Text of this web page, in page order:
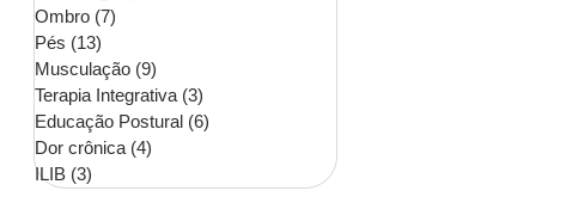
Ombro (7)
Pés (13)
Musculação (9)
Terapia Integrativa (3)
Educação Postural (6)
Dor crônica (4)
ILIB (3)